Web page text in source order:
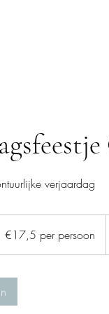
verjaardag
€17,5 per persoon